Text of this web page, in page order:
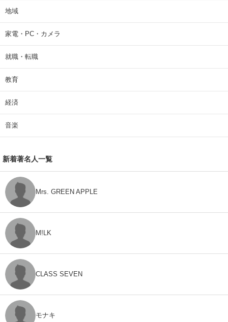
地域
家電・PC・カメラ
就職・転職
教育
経済
音楽
新着著名人一覧
Mrs. GREEN APPLE
M!LK
CLASS SEVEN
モナキ